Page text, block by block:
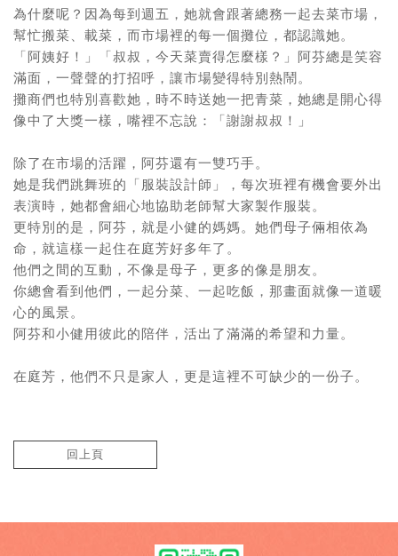
為什麼呢？因為每到週五，她就會跟著總務一起去菜市場，
幫忙搬菜、載菜，而市場裡的每一個攤位，都認識她。
「阿姨好！」「叔叔，今天菜賣得怎麼樣？」阿芬總是笑容
滿面，一聲聲的打招呼，讓市場變得特別熱鬧。
攤商們也特別喜歡她，時不時送她一把青菜，她總是開心得
像中了大獎一樣，嘴裡不忘說：「謝謝叔叔！」
除了在市場的活躍，阿芬還有一雙巧手。
她是我們跳舞班的「服裝設計師」，每次班裡有機會要外出
表演時，她都會細心地協助老師幫大家製作服裝。
更特別的是，阿芬，就是小健的媽媽。她們母子倆相依為
命，就這樣一起住在庭芳好多年了。
他們之間的互動，不像是母子，更多的像是朋友。
你總會看到他們，一起分菜、一起吃飯，那畫面就像一道暖
心的風景。
阿芬和小健用彼此的陪伴，活出了滿滿的希望和力量。
在庭芳，他們不只是家人，更是這裡不可缺少的一份子。
回上頁